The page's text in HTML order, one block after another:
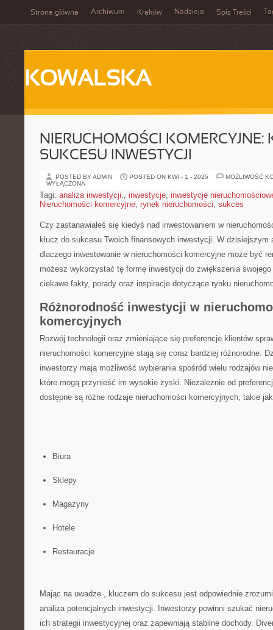
Strona główna Archiwum Kraków Nadzieja Spis Treści
KOWALSKA
NIERUCHOMOŚCI KOMERCYJNE:
SUKCESU INWESTYCJI
POSTED BY ADMIN POSTED ON KWI - 1 - 2025
MOŻLIWOŚĆ
WYŁĄCZONA
Tagi: analiza inwestycji., inwestycje, inwestycje
Nieruchomości komercyjne, rynek nieruchomości, sukces
Czy zastanawiałeś się⁢ kiedyś nad inwestowaniem w
klucz do sukcesu Twoich finansowych inwestycji.⁢ W dzisiejszym
dlaczego inwestowanie w nieruchomości komercyjne⁣ może być
możesz wykorzystać tę formę inwestycji do zwiększenia
ciekawe fakty, porady‍ oraz inspiracje dotyczące rynku
Różnorodność inwestycji⁢ w
komercyjnych
Rozwój technologii oraz zmieniające się⁣ preferencje klientów
nieruchomości komercyjne stają‌ się coraz bardziej różnorodne.
inwestorzy mają możliwość wybierania spośród wielu ⁣rodzajów
które⁣ mogą przynieść im wysokie zyski. Niezależnie od
dostępne są ⁣różne rodzaje nieruchomości‌ komercyjnych,​ takie
Biura
Sklepy
Magazyny
Hotele
Restauracje
Mając na ⁤uwadze⁤ , kluczem do sukcesu jest ‌odpowiednie
‌analiza potencjalnych inwestycji. Inwestorzy powinni szukać
ich strategii inwestycyjnej oraz zapewniają stabilne dochody.